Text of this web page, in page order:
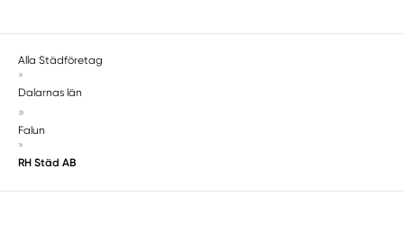
Alla Städföretag
»
Dalarnas län
»
Falun
»
RH Städ AB